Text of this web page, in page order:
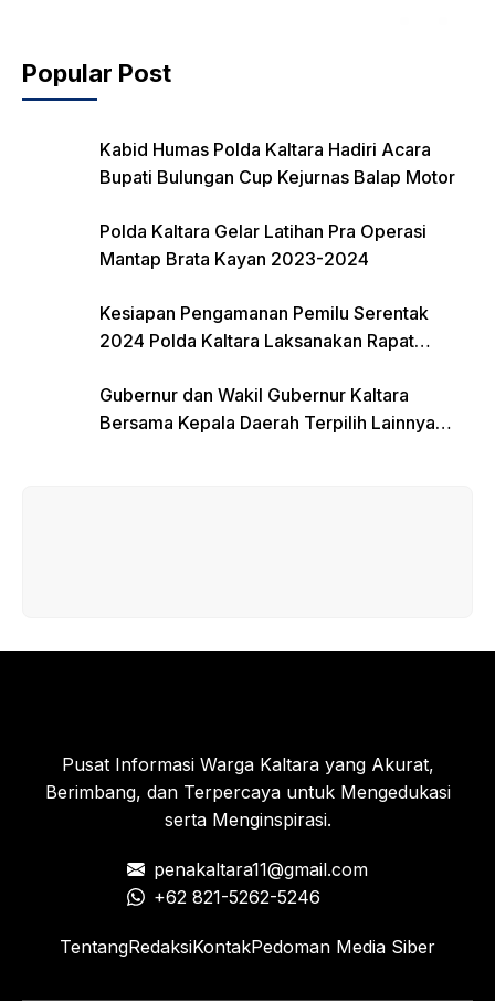
Popular Post
Kabid Humas Polda Kaltara Hadiri Acara
Bupati Bulungan Cup Kejurnas Balap Motor
Polda Kaltara Gelar Latihan Pra Operasi
Mantap Brata Kayan 2023-2024
Kesiapan Pengamanan Pemilu Serentak
2024 Polda Kaltara Laksanakan Rapat
Gubernur dan Wakil Gubernur Kaltara
Bersama Kepala Daerah Terpilih Lainnya
Pusat Informasi Warga Kaltara yang Akurat,
Berimbang, dan Terpercaya untuk Mengedukasi
serta Menginspirasi.
penakaltara11@gmail.com
+62 821-5262-5246
TentangRedaksiKontakPedoman Media Siber